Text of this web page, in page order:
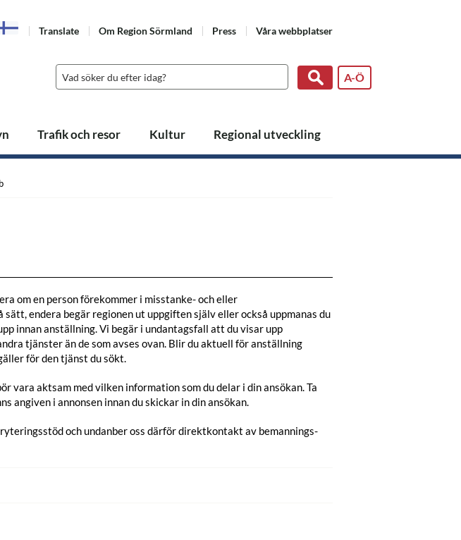
Translate Om Region Sörmland Press Våra webbplatser
A-Ö
Trafik och resor Kultur Regional utveckling
om en person förekommer i misstanke- och eller
endera begär regionen ut uppgiften själv eller också uppmanas du
innan anställning. Vi begär i undantagsfall att du visar upp
tjänster än de som avses ovan. Blir du aktuell för anställning
för den tjänst du sökt.
vara aktsam med vilken information som du delar i din ansökan. Ta
angiven i annonsen innan du skickar in din ansökan.
och undanber oss därför direktkontakt av bemannings-